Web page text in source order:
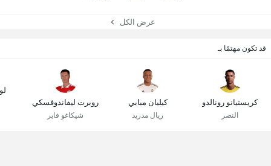
عرض الكل
قد تكون مهتمًا بـ
كريستيانو رونالدو
النصر
كيليان مبابي
ريال مدريد
روبرت ليفاندوفسكي
شيكاغو فاير